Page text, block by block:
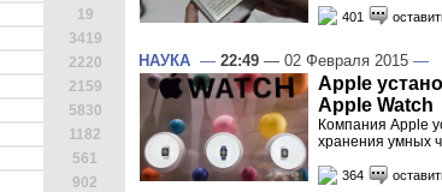
19
3419
2220
2159
5830
1182
561
902
401
НАУКА — 22:49 — 02 Февраля 2015 —
Apple
Apple Watch
Компания Apple
хранения умных
364